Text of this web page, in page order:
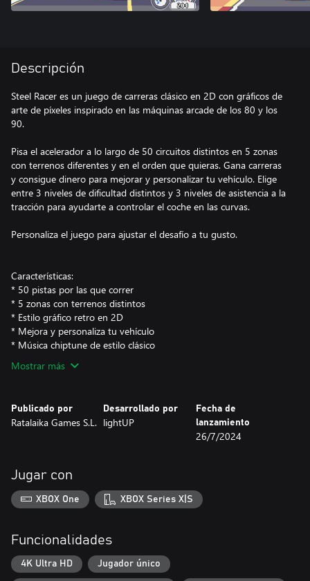
Descripción
Steel Racer es un juego de carreras clásico en 2D con gráficos de
arte de píxeles inspirado en las máquinas arcade de los 80 y los
90.
Pisa el acelerador a lo largo de 50 circuitos distintos en 5 zonas
con terrenos diferentes y en el orden que quieras. Gana carreras
y consigue dinero para mejorar y personalizar tu vehículo. Elige
entre 3 niveles de dificultad distintos y 3 niveles de asistencia a la
tracción para ayudarte a controlar el coche en las curvas.
Personaliza el juego para ajustar el desafío a tu gusto.
Características:
* 50 pistas por las que correr
* 5 zonas con terrenos distintos
* Estilo gráfico retro en 2D
* Mejora y personaliza tu vehículo
* Música chiptune de estilo clásico
Mostrar más
Publicado por
Ratalaika Games S.L.
Desarrollado por
lightUP
Fecha de
lanzamiento
26/7/2024
Jugar con
XBOX One XBOX Series X|S
Funcionalidades
4K Ultra HD Jugador único